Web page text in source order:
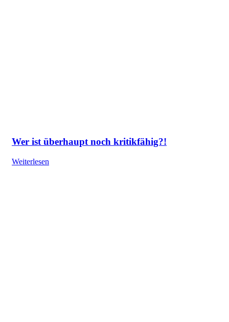
Wer ist überhaupt noch kritikfähig?!
Weiterlesen